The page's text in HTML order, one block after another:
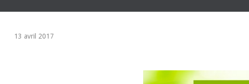
13 avril 2017